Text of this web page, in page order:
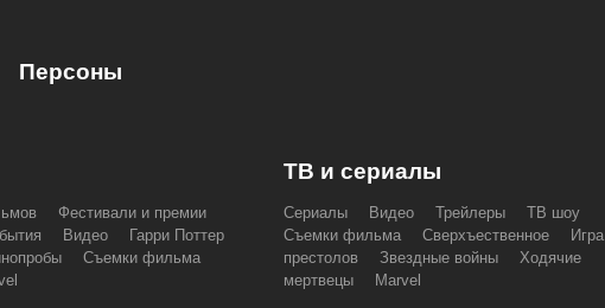
Персоны
Фестивали и премии
Видео
Гарри Поттер
Съемки фильма
ТВ и сериалы
Сериалы Видео Трейлеры
ТВ шоу
Съемки фильма
Сверхъественное
Игра
престолов
Звездные войны
Ходячие
мертвецы
Marvel